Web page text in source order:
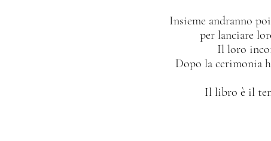
Insieme andranno
per lanciare
Il loro
Dopo la cerimonia
Il libro è il